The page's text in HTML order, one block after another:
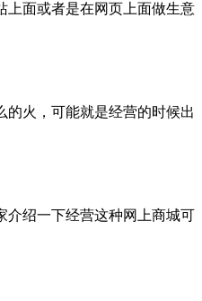
上面或者是在网页上面做生意
的火，可能就是经营的时候出
介绍一下经营这种网上商城可